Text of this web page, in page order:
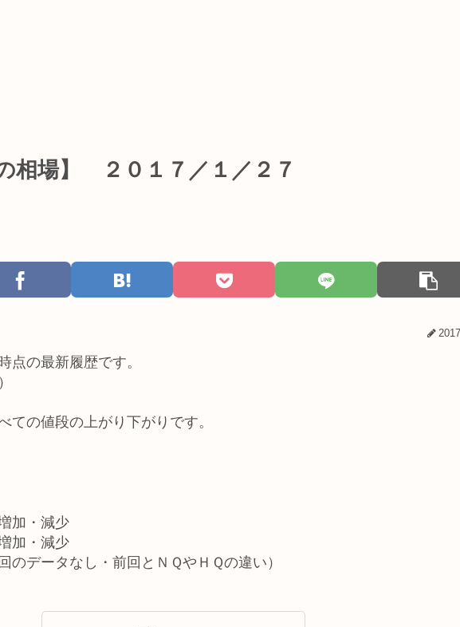
相場】 ２０１７／１／２７
点の最新履歴です。
ての値段の上がり下がりです。
・減少
・減少
データなし・前回とＮＱやＨＱの違い）